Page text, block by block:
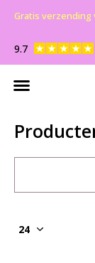
9.7
Gratis verzending